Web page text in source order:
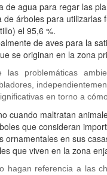
de agua para regar las
de árboles para
el 95,6 %.
de aves para la
se originan en la zona
las problemáticas
en torno a
cuando maltratan
que consideran
ornamentales en sus
que viven en la zona
hagan referencia a las